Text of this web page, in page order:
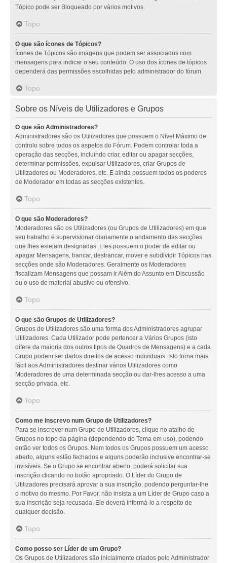
Tópico pode ser Bloqueado por vários motivos.
Topo
O que são ícones de Tópicos?
Ícones de Tópicos são imagens que podem ser associados com
mensagens para indicar o seu conteúdo. O uso dos ícones de tópicos
dependerá das permissões escolhidas pelo administrador do fórum.
Topo
Sobre os Níveis de Utilizadores e Grupos
O que são Administradores?
Administradores são os Utilizadores que possuem o Nível Máximo de
controlo sobre todos os aspetos do Fórum. Podem controlar toda a
operação das secções, incluindo criar, editar ou apagar secções,
determinar permissões, expulsar Utilizadores, criar Grupos de
Utilizadores ou Moderadores, etc. E ainda possuem todos os poderes
de Moderador em todas as secções existentes.
Topo
O que são Moderadores?
Moderadores são os Utilizadores (ou Grupos de Utilizadores) em que
seu trabalho é supervisionar diariamente o andamento das secções
que lhes estejam designadas. Eles possuem o poder de editar ou
apagar Mensagens, trancar, destrancar, mover e subdividir Tópicos nas
secções onde são Moderadores. Geralmente os Moderadores
fiscalizam Mensagens que possam ir Além do Assunto em Discussão
ou o uso de material abusivo ou ofensivo.
Topo
O que são Grupos de Utilizadores?
Grupos de Utilizadores são uma forma dos Administradores agrupar
Utilizadores. Cada Utilizador pode pertencer a Vários Grupos (isto
difere da maioria dos outros tipos de Quadros de Mensagens) e a cada
Grupo podem ser dados direitos de acesso individuais. Isto torna mais
fácil aos Administradores destinar vários Utilizadores como
Moderadores de uma determinada secção ou dar-lhes acesso a uma
secção privada, etc.
Topo
Como me inscrevo num Grupo de Utilizadores?
Para se inscrever num Grupo de Utilizadores, clique no atalho de
Grupos no topo da página (dependendo do Tema em uso), podendo
então ver todos os Grupos. Nem todos os Grupos possuem um acesso
aberto, alguns estão fechados e alguns poderão inclusive encontrar-se
invisíveis. Se o Grupo se encontrar aberto, poderá solicitar sua
inscrição clicando no botão apropriado. O Líder do Grupo de
Utilizadores precisará aprovar a sua inscrição, podendo perguntar-lhe
o motivo do mesmo. Por Favor, não insista a um Líder de Grupo caso a
sua inscrição seja recusada. Ele deverá informá-lo a respeito de
qualquer decisão.
Topo
Como posso ser Líder de um Grupo?
Os Grupos de Utilizadores são inicialmente criados pelo Administrador